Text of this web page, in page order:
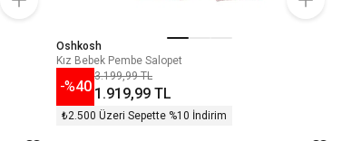
Oshkosh
Kız Bebek Pembe Salopet
-%40
3.199,99 TL
1.919,99 TL
₺2.500 Üzeri Sepette %10 İndirim